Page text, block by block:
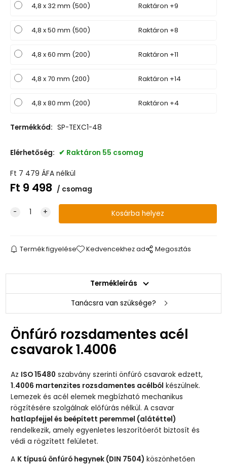
4,8 x 32 mm (500) Raktáron +9
4,8 x 50 mm (500) Raktáron +8
4,8 x 60 mm (200) Raktáron +11
4,8 x 70 mm (200) Raktáron +14
4,8 x 80 mm (200) Raktáron +4
Termékkód: SP-TEXC1-48
Elérhetőség: Raktáron 55 csomag
Ft 7 479 ÁFA nélkül
Ft 9 498 csomag
Termék figyelése Kedvencekhez ad Megosztás
Termékleírás
Tanácsra van szüksége?
Önfúró rozsdamentes acél
csavarok 1.4006
Az ISO 15480 szabvány szerinti önfúró csavarok edzett,
1.4006 martenzites rozsdamentes acélból készülnek.
Lemezek és acél elemek megbízható mechanikus
rögzítésére szolgálnak előfúrás nélkül. A csavar
hatlapfejjel és beépített peremmel (alátéttel)
rendelkezik, amely egyenletes leszorítóerőt biztosít és
védi a rögzített felületet.
A K típusú önfúró hegynek (DIN 7504) köszönhetően